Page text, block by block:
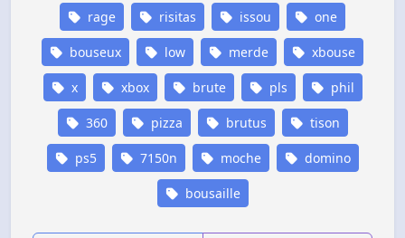
rage risitas issou one
bouseux low merde xbouse
x xbox brute pls phil
360 pizza brutus tison
ps5 7150n moche domino
bousaille